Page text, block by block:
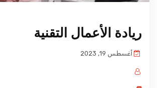
ريادة الأعمال التقنية
أغسطس 19, 2023